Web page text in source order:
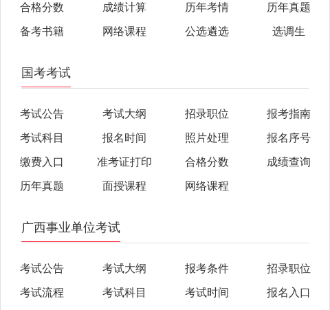
合格分数 成绩计算 历年考情 历年真题
备考书籍 网络课程 公选遴选 选调生
国考考试
考试公告 考试大纲 招录职位 报考指南
考试科目 报名时间 照片处理 报名序号
缴费入口 准考证打印 合格分数 成绩查询
历年真题 面授课程 网络课程
广西事业单位考试
考试公告 考试大纲 报考条件 招录职位
考试流程 考试科目 考试时间 报名入口